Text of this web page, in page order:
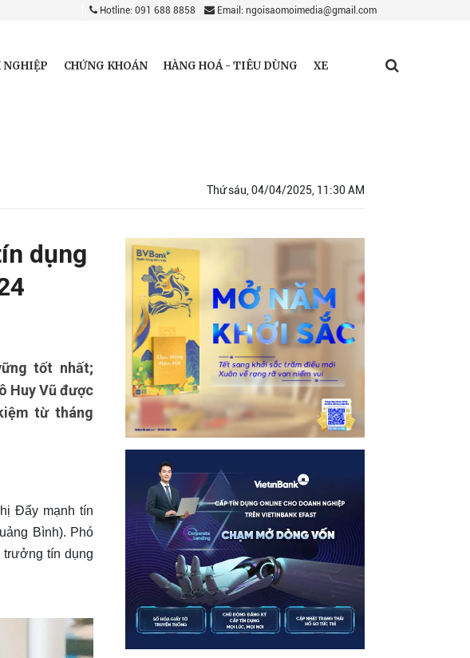
Hotline: 091 688 8858 Email: ngoisaomoimedia@gmail.com
NGHIỆP CHỨNG KHOÁN HÀNG HOÁ - TIÊU DÙNG XE
Thứ sáu, 04/04/2025, 11:30 AM
dụng
tốt nhất;
Huy Vũ được
từ tháng
Đẩy mạnh tín
Bình). Phó
trưởng tín dụng